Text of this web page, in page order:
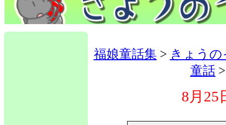
福娘童話集 > きょう
童話
8月25